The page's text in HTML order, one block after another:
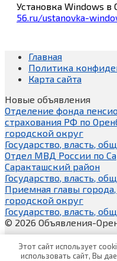
Установка Windows в
56.ru/ustanovka-
Главная
Политика
Карта сайта
Новые объявления
Отделение фонда
страхования РФ по
городской округ
Государство, власть,
Отдел МВД России по
Саракташский район
Государство, власть,
Приемная главы
городской округ
Государство, власть,
© 2026 Объявления-
Этот сайт использует
использовать сайт, Вы